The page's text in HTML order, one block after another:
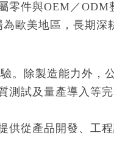
零件與OEM／ODM
歐美地區，長期深
。除製造能力外，
測試及量產導入等
供從產品開發、工